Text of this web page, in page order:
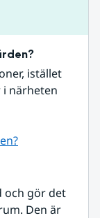
istället
närheten
och gör det
Den är